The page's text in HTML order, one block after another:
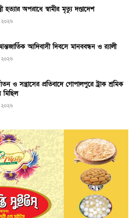
হত্যার অপরাধে স্বামীর মৃত্যু দণ্ডাদেশ
আদিবাসী দিবসে মানববন্ধন ও র‌্যালী
ও সন্ত্রাসের প্রতিবাদে গোপালপুরে ট্রাক শ্রমিক
মিছিল